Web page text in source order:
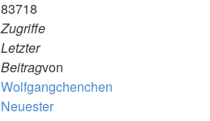
83718
Zugriffe
Letzter
Beitragvon
Wolfgangchenchen
Neuester